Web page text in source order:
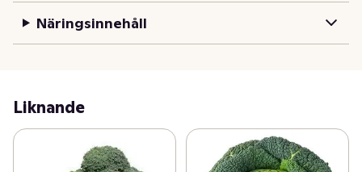
Näringsinnehåll
Liknande